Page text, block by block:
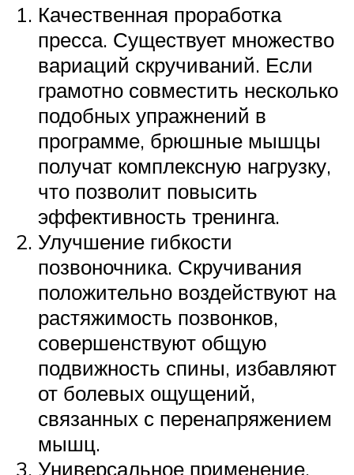
Качественная проработка
пресса. Существует множество
вариаций скручиваний. Если
грамотно совместить несколько
подобных упражнений в
программе, брюшные мышцы
получат комплексную нагрузку,
что позволит повысить
эффективность тренинга.
Улучшение гибкости
позвоночника. Скручивания
положительно воздействуют на
растяжимость позвонков,
совершенствуют общую
подвижность спины, избавляют
от болевых ощущений,
связанных с перенапряжением
мышц.
Универсальное применение.